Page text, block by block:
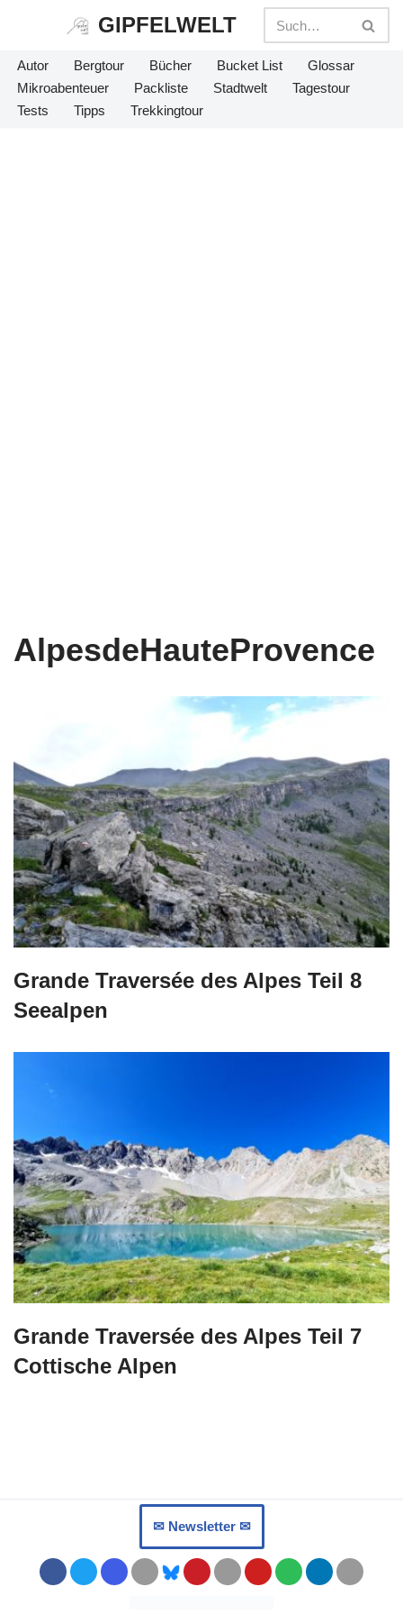
Inhalt
springen
GIPFELWELT
Autor Bergtour Bücher Bucket List
Glossar
Mikroabenteuer
Packliste Stadtwelt
Tagestour
Tests
Tipps Trekkingtour
AlpesdeHauteProvence
Grande Traversée des Alpes Teil 8
Seealpen
Grande Traversée des Alpes Teil 7
Cottische Alpen
✉︎ Newsletter ✉︎